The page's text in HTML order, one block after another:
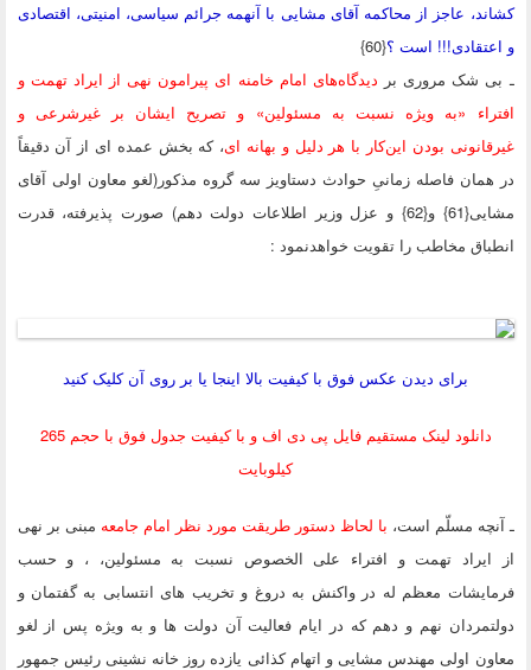
عاجز از محاکمه آقای مشایی با آنهمه جرائم سیاسی، امنیتی، اقتصادی
است ؟{60}
شک مروری بر دیدگاه‌های امام خامنه ای پیرامون نهی از ایراد تهمت و
«به ویژه نسبت به مسئولین» و تصریح ایشان بر غیرشرعی و
بودن این‌کار با هر دلیل و بهانه ای،که بخش عمده ای از آن دقیقاً
فاصله زمانیِ حوادث دستاویز سه گروه مذکور(لغو معاون اولی آقای
مشایی{61} و{62} و عزل وزیر اطلاعات دولت دهم) صورت پذیرفته، قدرت
مخاطب را تقویت خواهدنمود :
برای دیدن عکس فوق با کیفیت بالا اینجا یا بر روی آن کلیک کنید
دانلود لینک مستقیم فایل پی دی اف و با کیفیت جدول فوق با حجم 265
کیلوبایت
مسلّم است،با لحاظ دستور طریقت مورد نظر امام جامعه مبنی بر نهی
تهمت و افتراء علی الخصوص نسبت به مسئولین،، و حسب
معظم له در واکنش به دروغ و تخریب های انتسابی به گفتمان و
نهم و دهم که در ایام فعالیت آن دولت ها و به ویژه پس از لغو
اولی مهندس مشایی و اتهام کذائی یازده روز خانه نشینی رئیس جمهور